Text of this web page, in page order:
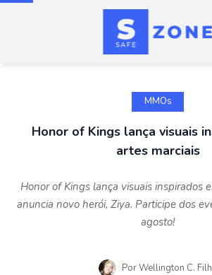
MMOs
Honor of Kings lança visuais
artes marciais
Honor of Kings lança visuais inspirados
anuncia novo herói, Ziya. Participe dos
agosto!
PorWellington C.